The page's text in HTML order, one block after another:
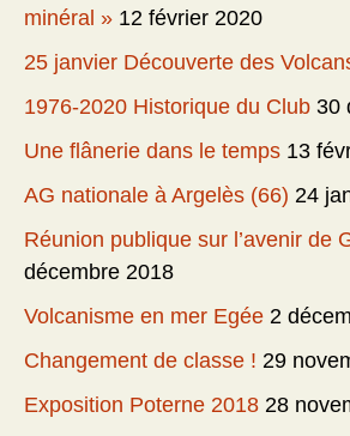
minéral » 12 février 2020
25 janvier Découverte des
1976-2020 Historique du Club 30
Une flânerie dans le temps 13
AG nationale à Argelès (66) 24
Réunion publique sur l’avenir de
décembre 2018
Volcanisme en mer Egée 2
Changement de classe ! 29
Exposition Poterne 2018 28